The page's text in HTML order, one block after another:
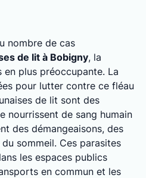
nombre de cas
de lit à Bobigny, la
plus préoccupante. La
pour lutter contre ce fléau
de lit sont des
nourrissent de sang humain
des démangeaisons, des
sommeil. Ces parasites
les espaces publics
en commun et les